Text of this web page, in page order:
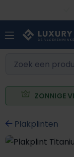
ZONNIGE
Plakplinten